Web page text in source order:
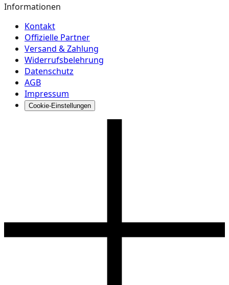
Informationen
Kontakt
Offizielle Partner
Versand & Zahlung
Widerrufsbelehrung
Datenschutz
AGB
Impressum
Cookie-Einstellungen